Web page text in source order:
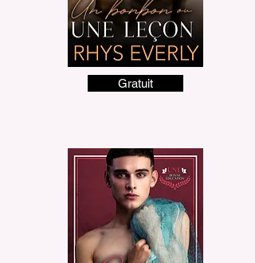
Gratuit